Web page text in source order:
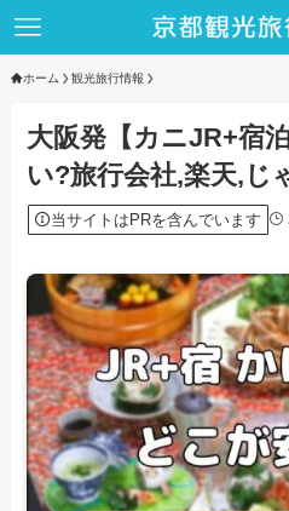
ホーム 観光旅行情報
大阪発【カニJR+宿
い?旅行会社,楽天,じ
当サイトはPRを含んでいます